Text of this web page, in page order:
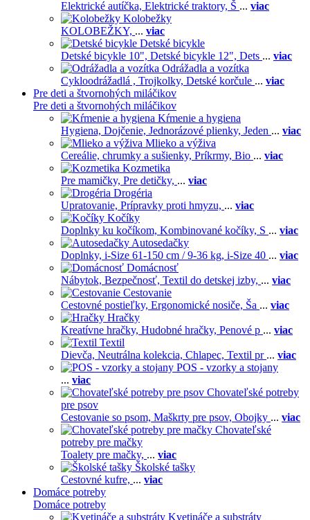
Elektrické autíčka, Elektrické traktory, Š ... viac
Kolobežky
KOLOBEŽKY, ... viac
Detské bicykle
Detské bicykle 10", Detské bicykle 12", Dets ... viac
Odrážadla a vozítka
Cykloodrážadlá , Trojkolky, Detské korčule ... viac
Pre deti a štvornohých miláčikov
Pre deti a štvornohých miláčikov
Kŕmenie a hygiena
Hygiena, Dojčenie, Jednorázové plienky, Jeden ... viac
Mlieko a výživa
Cereálie, chrumky a sušienky, Príkrmy, Bio ... viac
Kozmetika
Pre mamičky, Pre detičky, ... viac
Drogéria
Upratovanie, Prípravky proti hmyzu, ... viac
Kočíky
Doplnky ku kočíkom, Kombinované kočíky, S ... viac
Autosedačky
Doplnky, i-Size 61-150 cm / 9-36 kg, i-Size 40 ... viac
Domácnosť
Nábytok, Bezpečnosť, Textil do detskej izby, ... viac
Cestovanie
Cestovné postieľky, Ergonomické nosiče, Ša ... viac
Hračky
Kreatívne hračky, Hudobné hračky, Penové p ... viac
Textil
Dievča, Neutrálna kolekcia, Chlapec, Textil pr ... viac
POS - vzorky a stojany
... viac
Chovateľské potreby
pre psov
Cestovanie so psom, Maškrty pre psov, Obojky ... viac
Chovateľské
potreby pre mačky
Toalety pre mačky, ... viac
Školské tašky
Cestovné kufre, ... viac
Domáce potreby
Domáce potreby
Kvetináče a substráty